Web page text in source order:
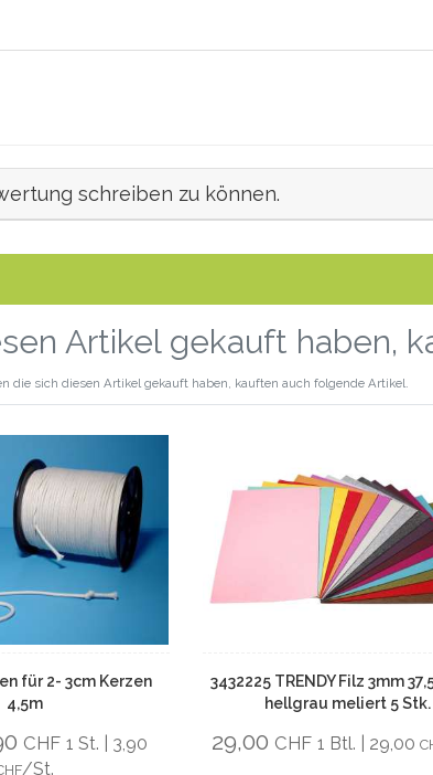
schreiben zu können.
Artikel gekauft haben,
die sich diesen Artikel gekauft haben, kauften auch folgende Artikel.
für 2- 3cm Kerzen
4,5m
CHF 1 St. | 3,90
/St.
3432225 TRENDY Filz 3mm
hellgrau meliert 5 Stk.
29,00 CHF 1 Btl. | 29,00